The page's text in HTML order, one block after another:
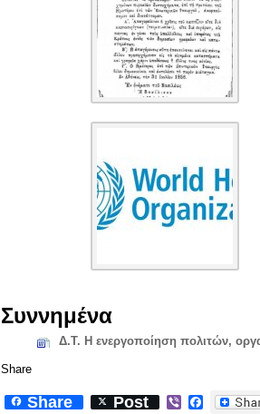
Συννημένα
Δ.Τ. Η ενεργοποίηση πολιτών,
Share
Share Post
V F